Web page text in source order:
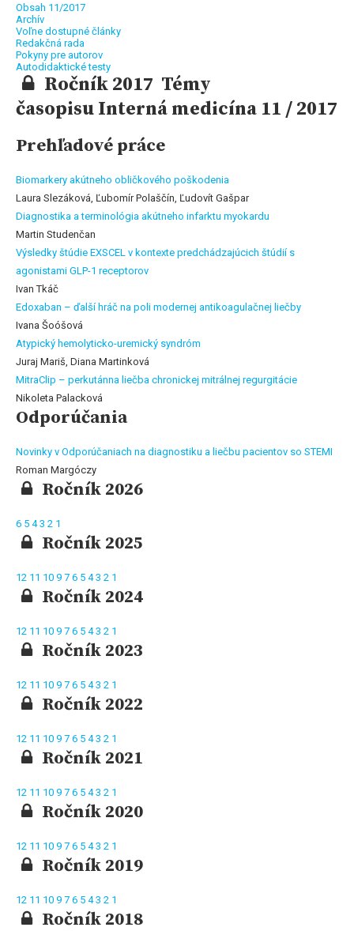
Obsah 11/2017
Archív
Voľne dostupné články
Redakčná rada
Pokyny pre autorov
Autodidaktické testy
Ročník 2017 Témy
časopisu Interná medicína 11 / 2017
Prehľadové práce
Biomarkery akútneho obličkového poškodenia
Laura Slezáková, Ľubomír Polaščín, Ľudovít Gašpar
Diagnostika a terminológia akútneho infarktu myokardu
Martin Studenčan
Výsledky štúdie EXSCEL v kontexte predchádzajúcich štúdií s
agonistami GLP-1 receptorov
Ivan Tkáč
Edoxaban – ďalší hráč na poli modernej antikoagulačnej liečby
Ivana Šoóšová
Atypický hemolyticko-uremický syndróm
Juraj Mariš, Diana Martinková
MitraClip – perkutánna liečba chronickej mitrálnej regurgitácie
Nikoleta Palacková
Odporúčania
Novinky v Odporúčaniach na diagnostiku a liečbu pacientov so STEMI
Roman Margóczy
Ročník 2026
6 5 43 2 1
Ročník 2025
12 11 10 9 7 6 5 43 2 1
Ročník 2024
12 11 10 9 7 6 5 43 2 1
Ročník 2023
12 11 10 9 7 6 5 43 2 1
Ročník 2022
12 11 10 9 7 6 5 43 2 1
Ročník 2021
12 11 10 9 7 6 5 43 2 1
Ročník 2020
12 11 10 9 7 6 5 43 2 1
Ročník 2019
12 11 10 9 7 6 5 43 2 1
Ročník 2018